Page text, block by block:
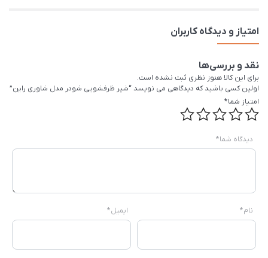
امتیاز و دیدگاه کاربران
نقد و بررسی‌ها
برای این کالا هنوز نظری ثبت نشده است.
اولین کسی باشید که دیدگاهی می نویسد “شیر ظرفشویی شودر مدل شاوری راین”
امتیاز شما*
دیدگاه شما*
نام* ایمیل*